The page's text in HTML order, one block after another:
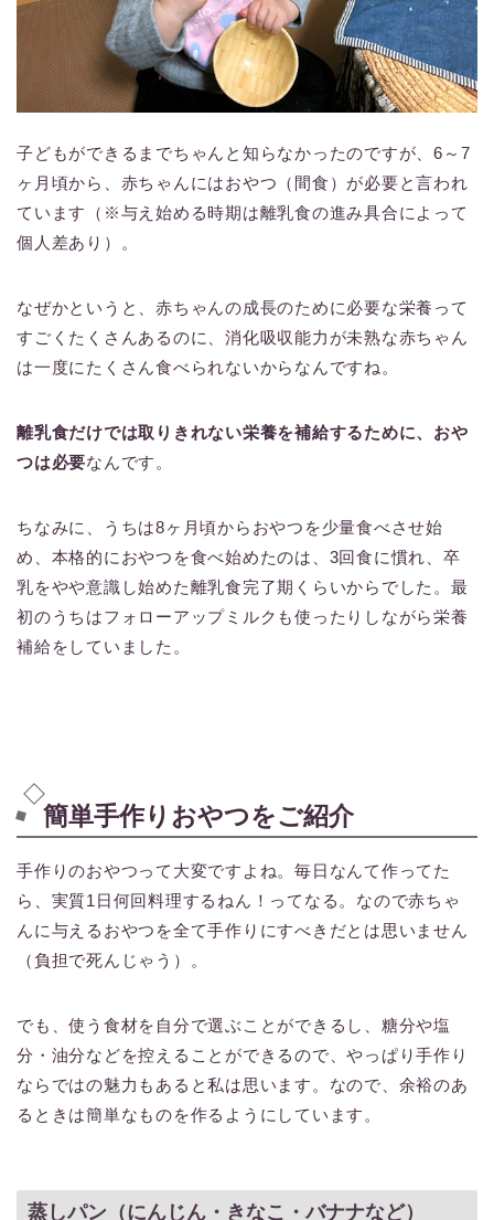
子どもができるまでちゃんと知らなかったのですが、6～7
ヶ月頃から、赤ちゃんにはおやつ（間食）が必要と言われ
ています（※与え始める時期は離乳食の進み具合によって
個人差あり）。
なぜかというと、赤ちゃんの成長のために必要な栄養って
すごくたくさんあるのに、消化吸収能力が未熟な赤ちゃん
は一度にたくさん食べられないからなんですね。
離乳食だけでは取りきれない栄養を補給するために、おや
つは必要なんです。
ちなみに、うちは8ヶ月頃からおやつを少量食べさせ始
め、本格的におやつを食べ始めたのは、3回食に慣れ、卒
乳をやや意識し始めた離乳食完了期くらいからでした。最
初のうちはフォローアップミルクも使ったりしながら栄養
補給をしていました。
簡単手作りおやつをご紹介
手作りのおやつって大変ですよね。毎日なんて作ってた
ら、実質1日何回料理するねん！ってなる。なので赤ちゃ
んに与えるおやつを全て手作りにすべきだとは思いません
（負担で死んじゃう）。
でも、使う食材を自分で選ぶことができるし、糖分や塩
分・油分などを控えることができるので、やっぱり手作り
ならではの魅力もあると私は思います。なので、余裕のあ
るときは簡単なものを作るようにしています。
蒸しパン（にんじん・きなこ・バナナなど）